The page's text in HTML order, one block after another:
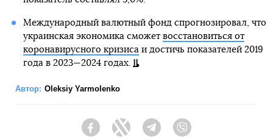
Международный валютный фонд спрогнозировал, что
украинская экономика сможет восстановиться от
коронавирусного кризисаи достичь показателей 2019
года в 2023—2024 годах.
Автор: Oleksiy Yarmolenko
FacebookTwitter Telegram